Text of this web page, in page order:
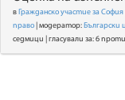
в Гражданско участие за София
право | модератор: Български
седмици | гласували за: 6